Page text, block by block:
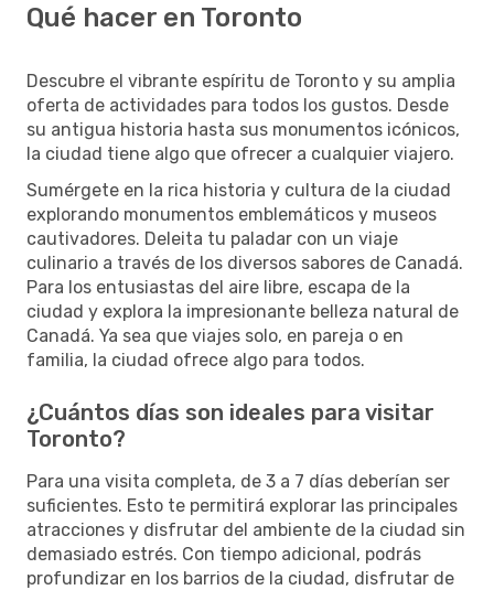
Qué hacer en Toronto
Descubre el vibrante espíritu de Toronto y su amplia
oferta de actividades para todos los gustos. Desde
su antigua historia hasta sus monumentos icónicos,
la ciudad tiene algo que ofrecer a cualquier viajero.
Sumérgete en la rica historia y cultura de la ciudad
explorando monumentos emblemáticos y museos
cautivadores. Deleita tu paladar con un viaje
culinario a través de los diversos sabores de Canadá.
Para los entusiastas del aire libre, escapa de la
ciudad y explora la impresionante belleza natural de
Canadá. Ya sea que viajes solo, en pareja o en
familia, la ciudad ofrece algo para todos.
¿Cuántos días son ideales para visitar
Toronto?
Para una visita completa, de 3 a 7 días deberían ser
suficientes. Esto te permitirá explorar las principales
atracciones y disfrutar del ambiente de la ciudad sin
demasiado estrés. Con tiempo adicional, podrás
profundizar en los barrios de la ciudad, disfrutar de